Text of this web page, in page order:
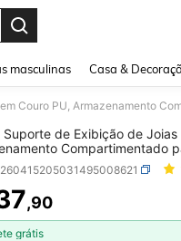
masculinas Casa &
Suporte de Exibição de Joias
Compartimentado
Anéis, Adequado para
para Amigos e Namoradas
AND
,90
grátis